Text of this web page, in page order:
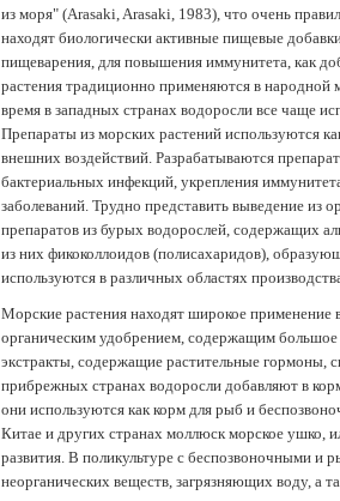
из моря" (Arasaki, Arasaki, 1983), что очень
находят биологически активные пищевые
пищеварения, для повышения иммунитета, как
растения традиционно применяются в народной
время в западных странах водоросли все чаще
Препараты из морских растений используются
внешних воздействий. Разрабатываются
бактериальных инфекций, укрепления
заболеваний. Трудно представить выведение из
препаратов из бурых водорослей, содержащих
из них фикоколлоидов (полисахаридов),
используются в различных областях
Морские растения находят широкое применение
органическим удобрением, содержащим большое
экстракты, содержащие растительные гормоны,
прибрежных странах водоросли добавляют в
они используются как корм для рыб и
Китае и других странах моллюск морское ушко,
развития. В поликультуре с беспозвоночными и
неорганических веществ, загрязняющих воду,